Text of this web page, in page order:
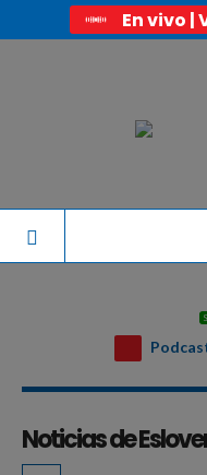
En vivo |
Noticias de